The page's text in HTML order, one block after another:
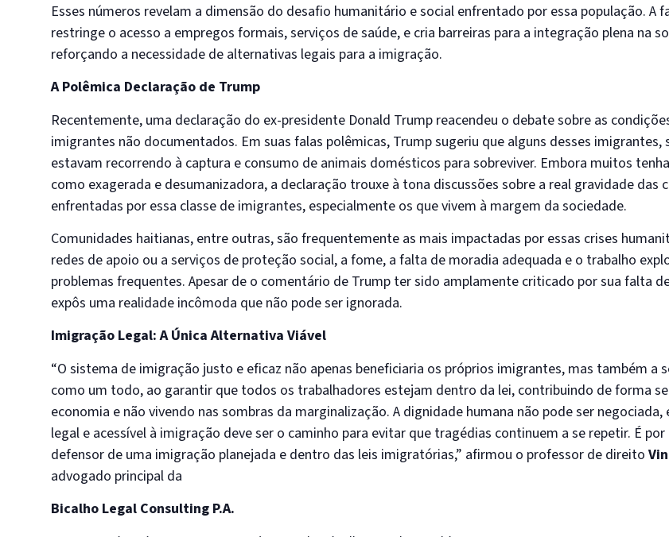
Esses números revelam a dimensão do desafio humanitário e social enfrentado por essa população. A
restringe o acesso a empregos formais, serviços de saúde, e cria barreiras para a integração plena na
reforçando a necessidade de alternativas legais para a imigração.
A Polêmica Declaração de Trump
Recentemente, uma declaração do ex-presidente Donald Trump reacendeu o debate sobre as
imigrantes não documentados. Em suas falas polêmicas, Trump sugeriu que alguns desses imigrantes,
estavam recorrendo à captura e consumo de animais domésticos para sobreviver. Embora muitos
como exagerada e desumanizadora, a declaração trouxe à tona discussões sobre a real gravidade das
enfrentadas por essa classe de imigrantes, especialmente os que vivem à margem da sociedade.
Comunidades haitianas, entre outras, são frequentemente as mais impactadas por essas crises
redes de apoio ou a serviços de proteção social, a fome, a falta de moradia adequada e o trabalho
problemas frequentes. Apesar de o comentário de Trump ter sido amplamente criticado por sua falta
expôs uma realidade incômoda que não pode ser ignorada.
Imigração Legal: A Única Alternativa Viável
“O sistema de imigração justo e eficaz não apenas beneficiaria os próprios imigrantes, mas também a
como um todo, ao garantir que todos os trabalhadores estejam dentro da lei, contribuindo de forma
economia e não vivendo nas sombras da marginalização. A dignidade humana não pode ser negociada,
legal e acessível à imigração deve ser o caminho para evitar que tragédias continuem a se repetir. É
defensor de uma imigração planejada e dentro das leis imigratórias,” afirmou o professor de direito
advogado principal da
Bicalho Legal Consulting P.A.